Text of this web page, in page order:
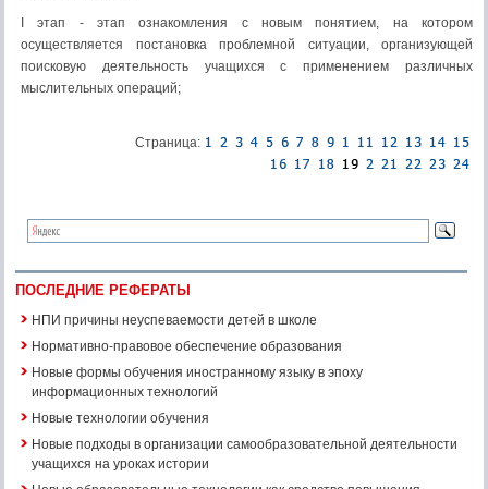
I этап - этап ознакомления с новым понятием, на котором
осуществляется постановка проблемной ситуации, организующей
поисковую деятельность учащихся с применением различных
мыслительных операций;
Страница:
ПОСЛЕДНИЕ РЕФЕРАТЫ
НПИ причины неуспеваемости детей в школе
Нормативно-правовое обеспечение образования
Новые формы обучения иностранному языку в эпоху
информационных технологий
Новые технологии обучения
Новые подходы в организации самообразовательной деятельности
учащихся на уроках истории